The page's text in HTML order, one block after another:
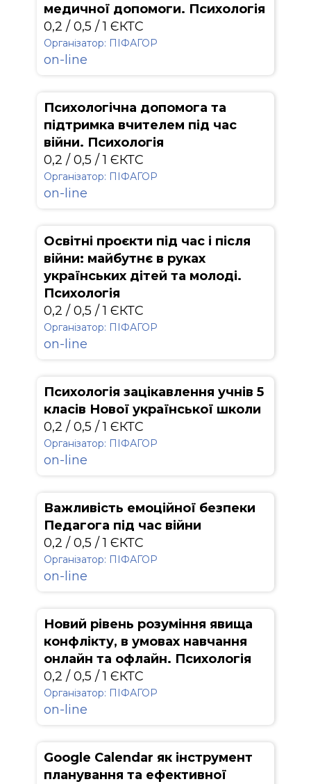
медичної допомоги. Психологія
0,2 / 0,5 / 1 ЄКТС
Організатор: ПІФАГОР
on-line
Психологічна допомога та
підтримка вчителем під час
війни. Психологія
0,2 / 0,5 / 1 ЄКТС
Організатор: ПІФАГОР
on-line
Освітні проєкти під час і після
війни: майбутнє в руках
українських дітей та молоді.
Психологія
0,2 / 0,5 / 1 ЄКТС
Організатор: ПІФАГОР
on-line
Психологія зацікавлення учнів 5
класів Нової української школи
0,2 / 0,5 / 1 ЄКТС
Організатор: ПІФАГОР
on-line
Важливість емоційної безпеки
Педагога під час війни
0,2 / 0,5 / 1 ЄКТС
Організатор: ПІФАГОР
on-line
Новий рівень розуміння явища
конфлікту, в умовах навчання
онлайн та офлайн. Психологія
0,2 / 0,5 / 1 ЄКТС
Організатор: ПІФАГОР
on-line
Google Calendar як інструмент
планування та ефективної